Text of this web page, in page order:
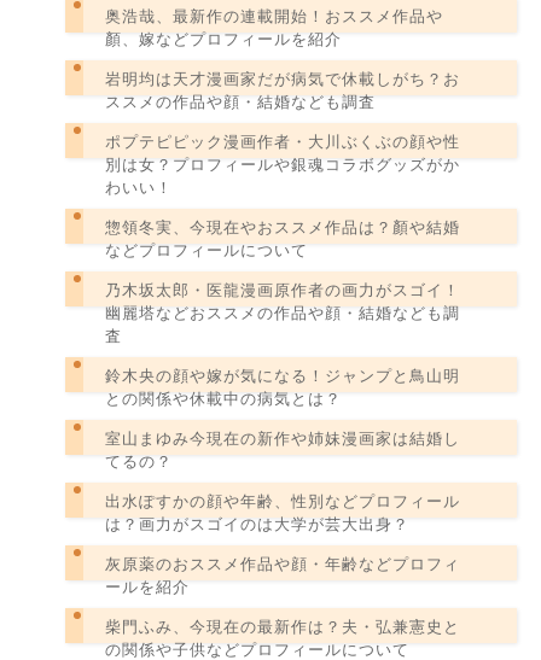
奥浩哉、最新作の連載開始！おススメ作品や
顏、嫁などプロフィールを紹介
岩明均は天才漫画家だが病気で休載しがち？お
ススメの作品や顔・結婚なども調査
ポプテピピック漫画作者・大川ぶくぶの顔や性
別は女？プロフィールや銀魂コラボグッズがか
わいい！
惣領冬実、今現在やおススメ作品は？顏や結婚
などプロフィールについて
乃木坂太郎・医龍漫画原作者の画力がスゴイ！
幽麗塔などおススメの作品や顔・結婚なども調
査
鈴木央の顔や嫁が気になる！ジャンプと鳥山明
との関係や休載中の病気とは？
室山まゆみ今現在の新作や姉妹漫画家は結婚し
てるの？
出水ぽすかの顔や年齢、性別などプロフィール
は？画力がスゴイのは大学が芸大出身？
灰原薬のおススメ作品や顔・年齢などプロフィ
ールを紹介
柴門ふみ、今現在の最新作は？夫・弘兼憲史と
の関係や子供などプロフィールについて